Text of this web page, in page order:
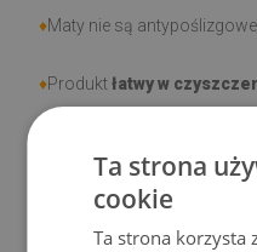
♦Maty nie są
♦Produktłatwy w
użytkowaniu wynikające z
podlegają reklamacjom.
Ta strona
cookie
Ta strona korzysta